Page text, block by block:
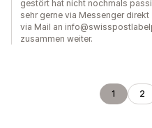
gestört hat nicht nochmals
sehr gerne via Messenger
via Mail an
zusammen weiter.
1 2